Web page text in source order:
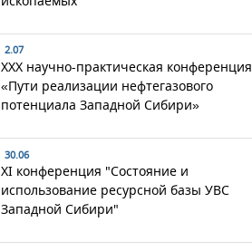
2.07
XXX научно-практическая конференция
«Пути реализации нефтегазового
потенциала Западной Сибири»
30.06
XI конференция "Состояние и
использование ресурсной базы УВС
Западной Сибири"